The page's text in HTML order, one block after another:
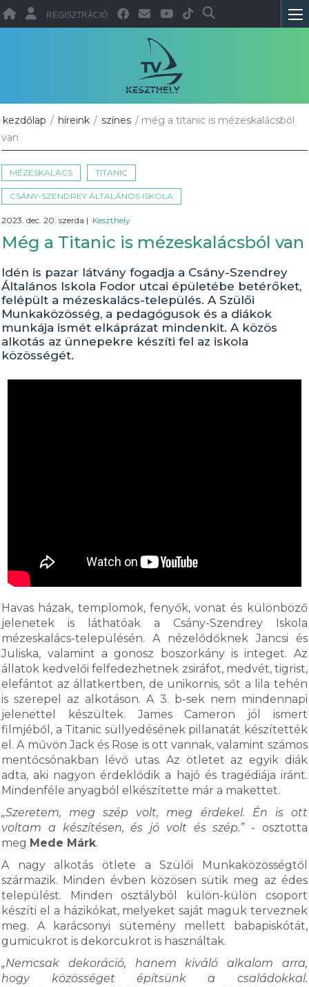
REGISZTRÁCIÓ
kezdőlap / híreink / színes / még a titanic is mézeskalácsból
van
MÉZESKALÁCS TITANIC
CSÁNY-SZENDREY ÁLTALÁNOS ISKOLA
2023. dec. 20. szerda | Keszthely
Még a Titanic is mézeskalácsból van
Idén is pazar látvány fogadja a Csány-Szendrey
Általános Iskola Fodor utcai épületébe betérőket,
felépült a mézeskalács-település. A Szülői
Munkaközösség, a pedagógusok és a diákok
munkája ismét elkáprázat mindenkit. A közös
alkotás az ünnepekre készíti fel az iskola
közösségét.
Havas házak, templomok, fenyők, vonat és különböző
jelenetek is láthatóak a Csány-Szendrey Iskola
mézeskalács-településén. A nézelődőknek Jancsi és
Juliska, valamint a gonosz boszorkány is integet. Az
állatok kedvelői felfedezhetnek zsiráfot, medvét, tigrist,
elefántot az állatkertben, de unikornis, sőt a lila tehén
is szerepel az alkotáson. A 3. b-sek nem mindennapi
jelenettel készültek. James Cameron jól ismert
filmjéből, a Titanic süllyedésének pillanatát készítették
el. A művön Jack és Rose is ott vannak, valamint számos
mentőcsónakban lévő utas. Az ötletet az egyik diák
adta, aki nagyon érdeklődik a hajó és tragédiája iránt.
Mindenféle anyagból elkészítette már a makettet.
„Szeretem, meg szép volt, meg érdekel. Én is ott
voltam a készítésen, és jó volt és szép.”- osztotta
meg Mede Márk.
A nagy alkotás ötlete a Szülői Munkaközösségtől
származik. Minden évben közösen sütik meg az édes
települést. Minden osztályból külön-külön csoport
készíti el a házikókat, melyeket saját maguk terveznek
meg. A karácsonyi sütemény mellett babapiskótát,
gumicukrot is dekorcukrot is használtak.
„Nemcsak dekoráció, hanem kiváló alkalom arra,
hogy közösséget építsünk a családokkal.